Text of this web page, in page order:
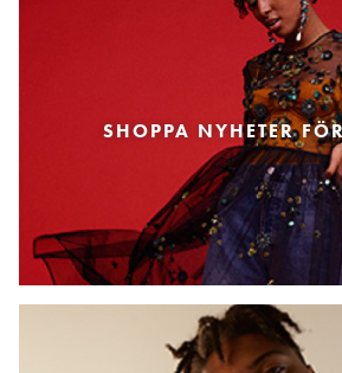
SHOPPA NYHETER